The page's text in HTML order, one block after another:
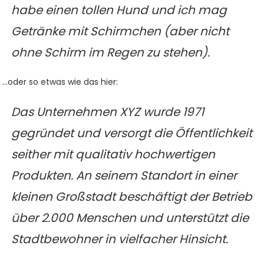
habe einen tollen Hund und ich mag
Getränke mit Schirmchen (aber nicht
ohne Schirm im Regen zu stehen).
…oder so etwas wie das hier:
Das Unternehmen XYZ wurde 1971
gegründet und versorgt die Öffentlichkeit
seither mit qualitativ hochwertigen
Produkten. An seinem Standort in einer
kleinen Großstadt beschäftigt der Betrieb
über 2.000 Menschen und unterstützt die
Stadtbewohner in vielfacher Hinsicht.